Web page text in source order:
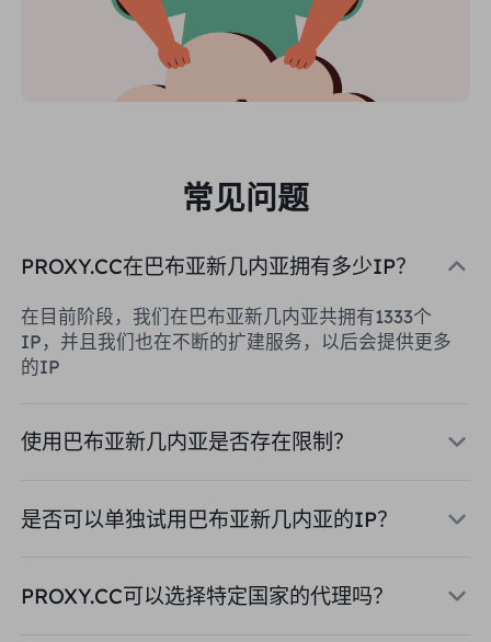
常见问题
PROXY.CC在巴布亚新几内亚拥有多少IP？
在目前阶段，我们在巴布亚新几内亚共拥有1333个
IP，并且我们也在不断的扩建服务，以后会提供更多
的IP
使用巴布亚新几内亚是否存在限制？
是否可以单独试用巴布亚新几内亚的IP？
PROXY.CC可以选择特定国家的代理吗？